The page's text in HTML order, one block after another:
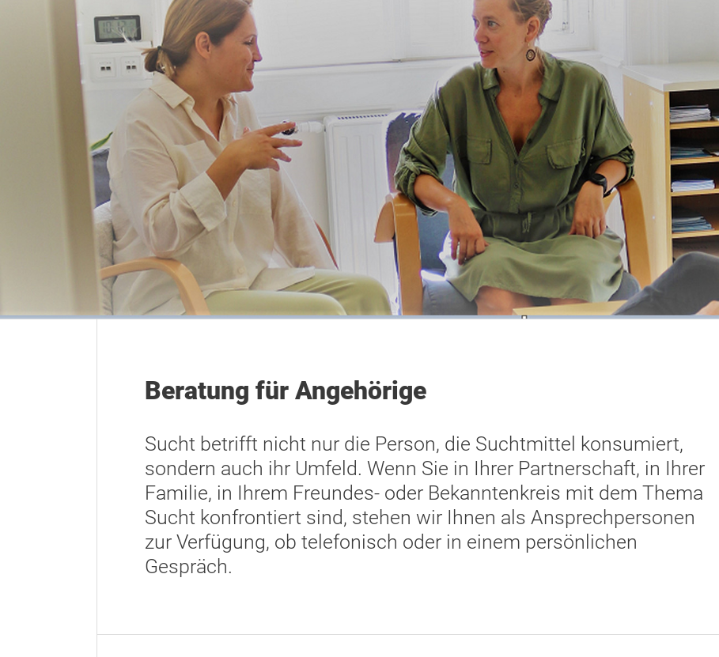
Beratung für Angehörige
Sucht betrifft nicht nur die Person, die Suchtmittel konsumiert,
sondern auch ihr Umfeld. Wenn Sie in Ihrer Partnerschaft, in Ihrer
Familie, in Ihrem Freundes- oder Bekanntenkreis mit dem Thema
Sucht konfrontiert sind, stehen wir Ihnen als Ansprechpersonen
zur Verfügung, ob telefonisch oder in einem persönlichen
Gespräch.